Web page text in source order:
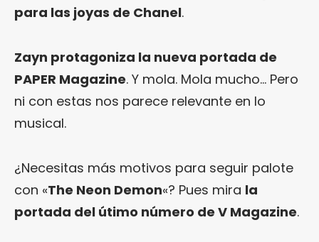
para las joyas de Chanel.
Zayn protagoniza la nueva portada de
PAPER Magazine. Y mola. Mola mucho… Pero
ni con estas nos parece relevante en lo
musical.
¿Necesitas más motivos para seguir palote
con «The Neon Demon«? Pues mira la
portada del útimo número de V Magazine.